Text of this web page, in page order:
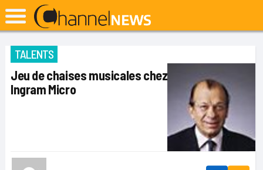
TALENTS
Jeu de chaises musicales chez
Ingram Micro